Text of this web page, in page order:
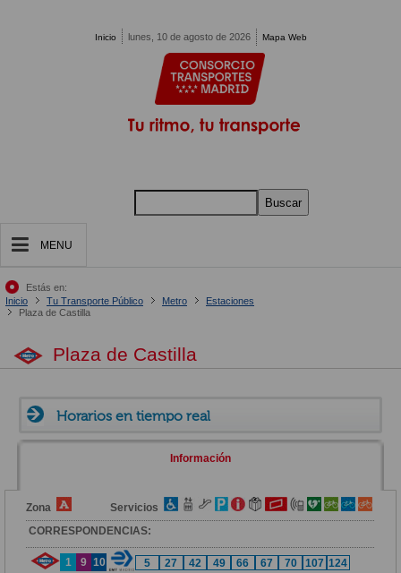
Inicio lunes, 10 de agosto de 2026 Mapa Web
Buscar
MENU
Estás en:
Inicio
Tu Transporte Público Metro
Estaciones
Plaza de Castilla
Plaza de Castilla
Horarios en tiempo real
Información
Zona
Servicios
CORRESPONDENCIAS:
1 9 10 5 27 42 49 66 67 70 107 124